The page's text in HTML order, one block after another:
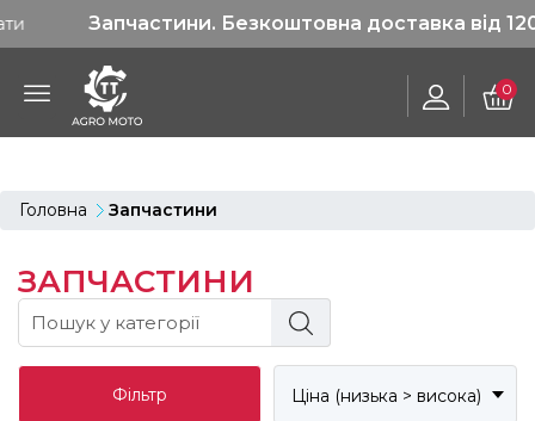
Запчастини. Безкоштовна доставка від 1200 грн!
0
Головна Запчастини
ЗАПЧАСТИНИ
Фільтр Ціна (низька > висока)